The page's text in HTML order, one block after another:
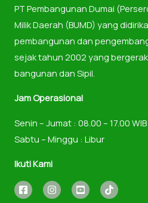
PT Pembangunan Dumai
Milik Daerah (BUMD) yang
pembangunan dan
sejak tahun 2002 yang
bangunan dan Sipil.
Jam Operasional
Senin – Jumat : 08.00 – 17.00 WIB
Sabtu – Minggu : Libur
Ikuti Kami